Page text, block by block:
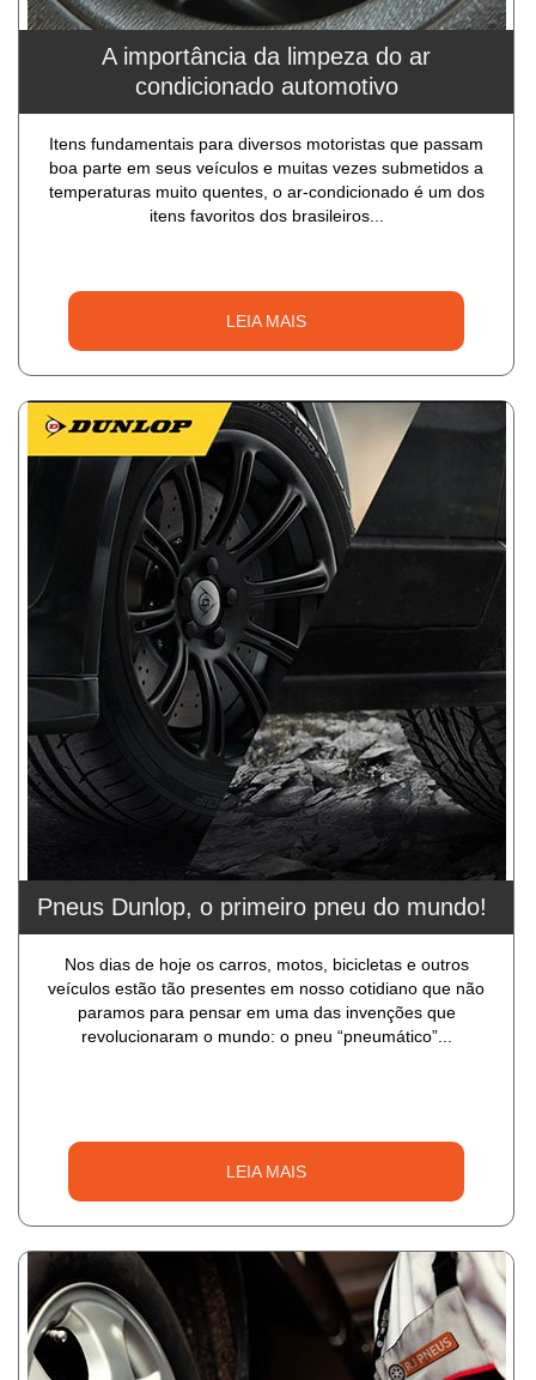
A importância da limpeza do ar
condicionado automotivo
Itens fundamentais para diversos motoristas que passam
boa parte em seus veículos e muitas vezes submetidos a
temperaturas muito quentes, o ar-condicionado é um dos
itens favoritos dos brasileiros...
LEIA MAIS
Pneus Dunlop, o primeiro pneu do mundo!
Nos dias de hoje os carros, motos, bicicletas e outros
veículos estão tão presentes em nosso cotidiano que não
paramos para pensar em uma das invenções que
revolucionaram o mundo: o pneu “pneumático”...
LEIA MAIS